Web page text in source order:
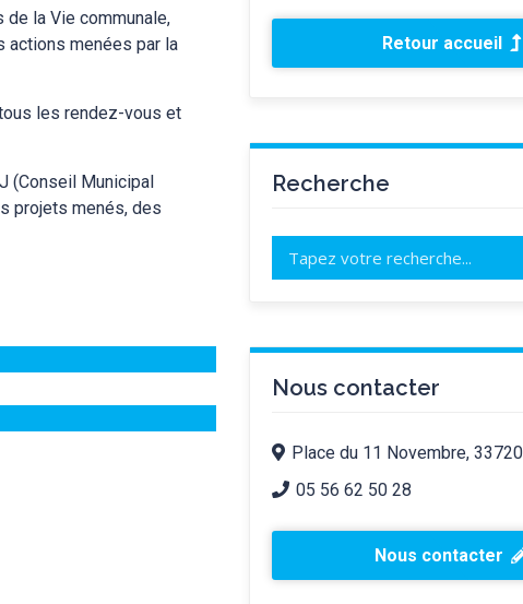
la Vie communale,
actions menées par la
les rendez-vous et
(Conseil Municipal
projets menés, des
Retour accueil
Recherche
Nous contacter
Place du 11 Novembre,
05 56 62 50 28
Nous contacter